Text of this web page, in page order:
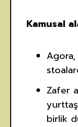
Kamusal
Zafer
birlik